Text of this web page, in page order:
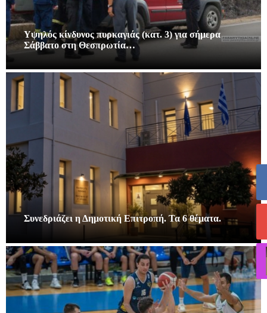
Υψηλός κίνδυνος πυρκαγιάς (κατ. 3) για σήμερα
Σάββατο στη Θεσπρωτία…
Συνεδριάζει η Δημοτική Επιτροπή. Τα 6 θέματα.